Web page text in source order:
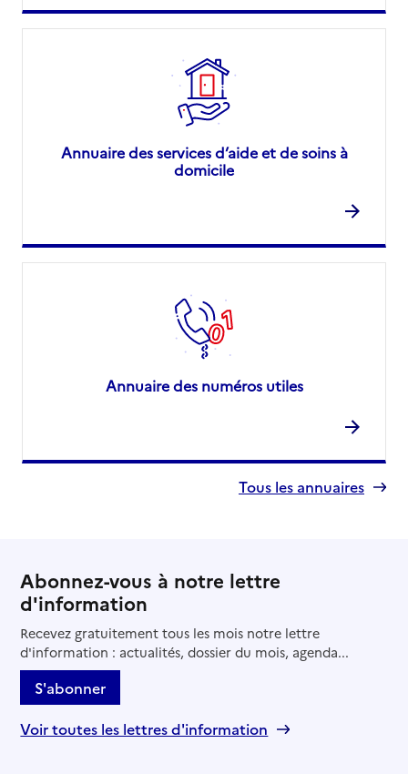
Annuaire des services d’aide et de soins à
domicile
Annuaire des numéros utiles
Tous les annuaires
Abonnez-vous à notre lettre
d'information
Recevez gratuitement tous les mois notre lettre
d'information : actualités, dossier du mois, agenda...
S'abonner
Voir toutes les lettres d'information